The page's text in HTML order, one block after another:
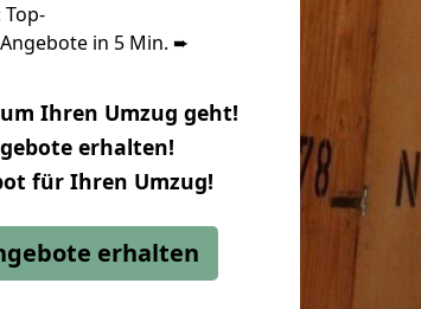
in 5 Min. ➨
Ihren Umzug geht!
erhalten!
für Ihren Umzug!
erhalten